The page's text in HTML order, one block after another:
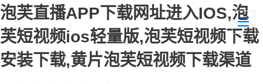
泡芙直播APP下载网址进入IOS,泡
芙短视频ios轻量版,泡芙短视频下载
安装下载,黄片泡芙短视频下载渠道